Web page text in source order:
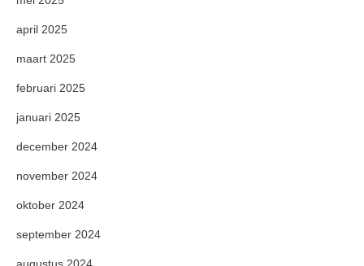
april 2025
maart 2025
februari 2025
januari 2025
december 2024
november 2024
oktober 2024
september 2024